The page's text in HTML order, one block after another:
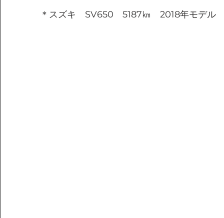
＊スズキ　SV650　5187㎞　2018年モデル